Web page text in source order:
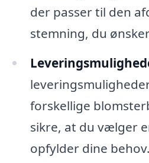
der passer til den
stemning, du
forskellige
sikre, at du vælger
opfylder dine behov.